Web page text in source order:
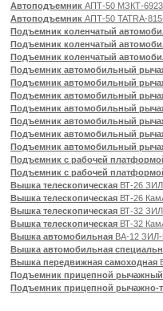
Автоподъемник АПТ-50 МЗКТ-6923
Автоподъемник АПТ-50 TATRA-
Подъемник коленчатый
Подъемник коленчатый
Подъемник коленчатый
Подъемник автомобильный
Подъемник автомобильный
Подъемник автомобильный
Подъемник автомобильный
Подъемник автомобильный
Подъемник автомобильный
Подъемник автомобильный
Подъемник с рабочей
Подъемник с рабочей
Вышка телескопическая ВТ-26
Вышка телескопическая ВТ-26
Вышка телескопическая ВТ-32
Вышка телескопическая ВТ-32
Вышка автомобильная ВА-12 ЗИЛ-
Вышка автомобильная
Вышка передвижная самоходная
Подъемник прицепной рычажный
Подъемник прицепной рычажно-